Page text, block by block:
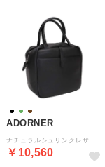
ADORNER
￥10,560